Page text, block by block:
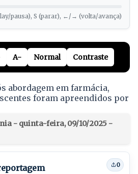
pausa), S (parar), ←/→ (volta/avança)
A- Normal Contraste
abordagem em farmácia,
foram apreendidos por
- quinta-feira, 09/10/2025 -
0